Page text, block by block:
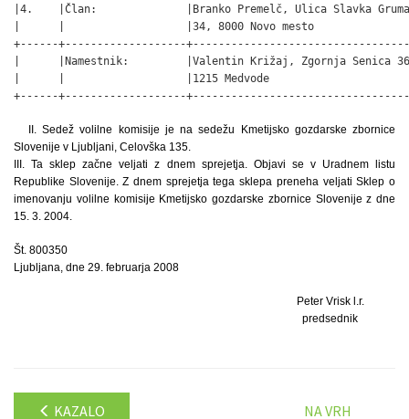
|4.    |Član:              |Branko Premelč, Ulica Slavka
|      |                   |34, 8000 Novo mesto
+------+-------------------
|      |Namestnik:         |Valentin Križaj, Zgornja Senica
|      |                   |1215 Medvode
+------+-------------------
II. Sedež volilne komisije je na sedežu Kmetijsko gozdarske zbornice
Slovenije v Ljubljani, Celovška 135.
III. Ta sklep začne veljati z dnem sprejetja. Objavi se v Uradnem listu
Republike Slovenije. Z dnem sprejetja tega sklepa preneha veljati Sklep o
imenovanju volilne komisije Kmetijsko gozdarske zbornice Slovenije z dne
15. 3. 2004.
Št. 800350
Ljubljana, dne 29. februarja 2008
Peter Vrisk l.r.
predsednik
KAZALO NA VRH